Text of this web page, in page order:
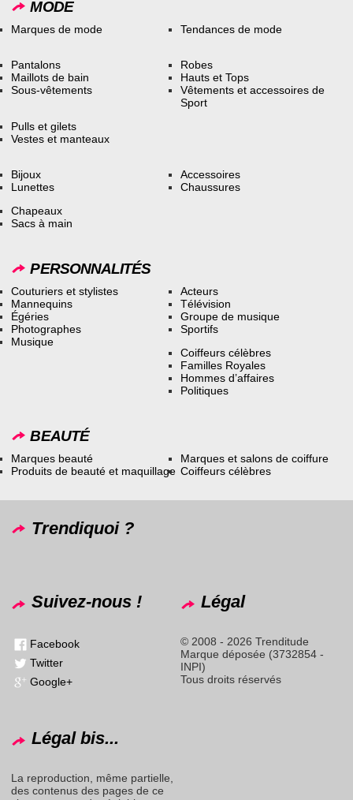
MODE
Marques de mode Tendances de mode
Pantalons
Maillots de bain
Sous-vêtements
Robes
Hauts et Tops
Vêtements et accessoires de
Sport
Pulls et gilets
Vestes et manteaux
Bijoux
Lunettes
Accessoires
Chaussures
Chapeaux
Sacs à main
PERSONNALITÉS
Couturiers et stylistes
Mannequins
Égéries
Photographes
Musique
Acteurs
Télévision
Groupe de musique
Sportifs
Coiffeurs célèbres
Familles Royales
Hommes d’affaires
Politiques
BEAUTÉ
Marques beauté
Produits de beauté et maquillage
Marques et salons de coiffure
Coiffeurs célèbres
Trendiquoi ?
Suivez-nous !
Facebook
Twitter
Google+
Légal
© 2008 - 2026 Trenditude
Marque déposée (3732854 -
INPI)
Tous droits réservés
Légal bis...
La reproduction, même partielle,
des contenus des pages de ce